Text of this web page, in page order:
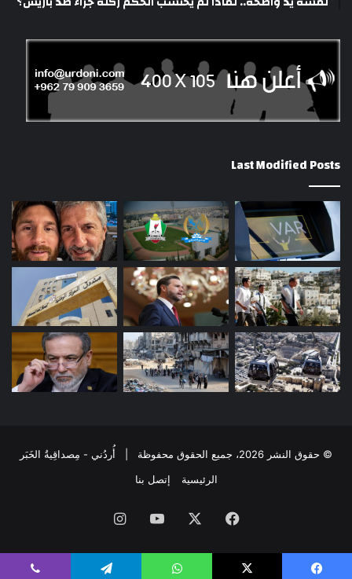
Last Modified Posts
© حقوق النشر 2026، جميع الحقوق محفوظة | أُردُني - مِصداقِيةُ الخَبَر
الرئيسية
إتصل بنا
فيسبوك ‫YouTube